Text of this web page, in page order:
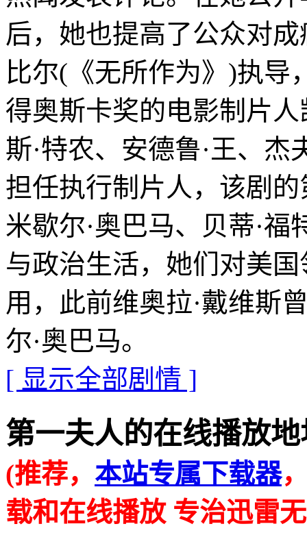
后，她也提高了公众对
比尔(《无所作为》)执导
得奥斯卡奖的电影制片
斯·特农、安德鲁·王、杰
担任执行制片人，该剧
米歇尔·奥巴马、贝蒂·福
与政治生活，她们对美
用，此前维奥拉·戴维斯
尔·奥巴马。
[ 显示全部剧情 ]
第一夫人的在线播放地
(推荐， 本站专属下载器
载和在线播放 专治迅雷